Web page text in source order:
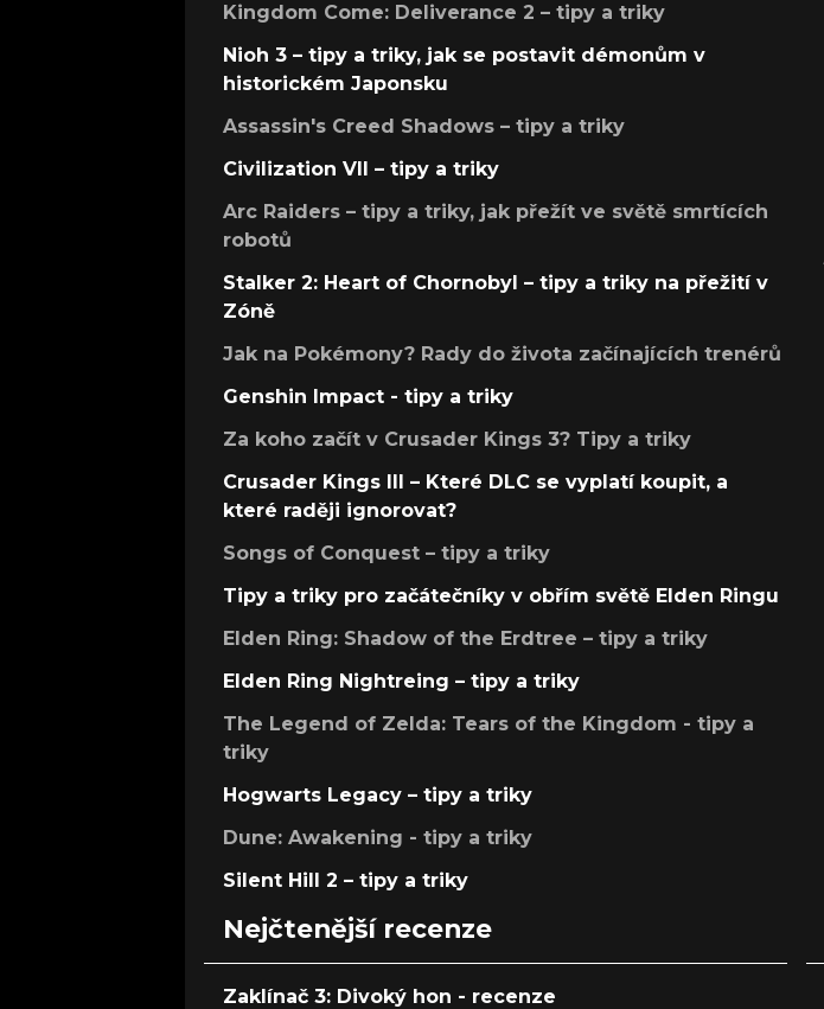
Kingdom Come: Deliverance 2 – tipy a triky
Nioh 3 – tipy a triky, jak se postavit démonům v
historickém Japonsku
Assassin's Creed Shadows – tipy a triky
Civilization VII – tipy a triky
Arc Raiders – tipy a triky, jak přežít ve světě smrtících
robotů
Stalker 2: Heart of Chornobyl – tipy a triky na přežití v
Zóně
Jak na Pokémony? Rady do života začínajících trenérů
Genshin Impact - tipy a triky
Za koho začít v Crusader Kings 3? Tipy a triky
Crusader Kings III – Které DLC se vyplatí koupit, a
které raději ignorovat?
Songs of Conquest – tipy a triky
Tipy a triky pro začátečníky v obřím světě Elden Ringu
Elden Ring: Shadow of the Erdtree – tipy a triky
Elden Ring Nightreing – tipy a triky
The Legend of Zelda: Tears of the Kingdom - tipy a
triky
Hogwarts Legacy – tipy a triky
Dune: Awakening - tipy a triky
Silent Hill 2 – tipy a triky
Nejčtenější recenze
Zaklínač 3: Divoký hon - recenze